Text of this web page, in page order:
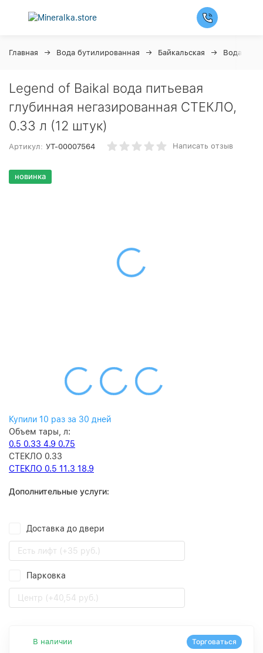
Главная Вода бутилированная Байкальская Вода
Legend of Baikal вода питьевая
глубинная негазированная СТЕКЛО,
0.33 л (12 штук)
Артикул: УТ-00007564 Написать отзыв
новинка
Купили 10 раз за 30 дней
Объем тары, л:
0.5 0.33 4.9 0.75
СТЕКЛО 0.33
СТЕКЛО 0.5 11.3 18.9
Дополнительные услуги:
Доставка до двери
Есть лифт (+35 руб.)
Парковка
Центр (+40,54 руб.)
В наличии Торговаться